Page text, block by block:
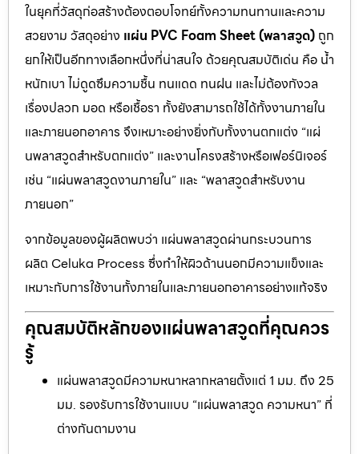
ในยุคที่วัสดุก่อสร้างต้องตอบโจทย์ทั้งความทนทานและความ
สวยงาม วัสดุอย่าง แผ่น PVC Foam Sheet (พลาสวูด) ถูก
ยกให้เป็นอีกทางเลือกหนึ่งที่น่าสนใจ ด้วยคุณสมบัติเด่น คือ น้ำ
หนักเบา ไม่ดูดซึมความชื้น ทนแดด ทนฝน และไม่ต้องกังวล
เรื่องปลวก มอด หรือเชื้อรา ทั้งยังสามารถใช้ได้ทั้งงานภายใน
และภายนอกอาคาร จึงเหมาะอย่างยิ่งกับทั้งงานตกแต่ง “แผ่
นพลาสวูดสำหรับตกแต่ง” และงานโครงสร้างหรือเฟอร์นิเจอร์
เช่น “แผ่นพลาสวูดงานภายใน” และ “พลาสวูดสำหรับงาน
ภายนอก”
จากข้อมูลของผู้ผลิตพบว่า แผ่นพลาสวูดผ่านกระบวนการ
ผลิต Celuka Process ซึ่งทำให้ผิวด้านนอกมีความแข็งและ
เหมาะกับการใช้งานทั้งภายในและภายนอกอาคารอย่างแท้จริง
คุณสมบัติหลักของแผ่นพลาสวูดที่คุณควร
รู้
แผ่นพลาสวูดมีความหนาหลากหลายตั้งแต่ 1 มม. ถึง 25
มม. รองรับการใช้งานแบบ “แผ่นพลาสวูด ความหนา” ที่
ต่างกันตามงาน